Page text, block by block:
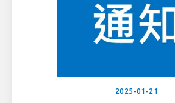
2025-01-21